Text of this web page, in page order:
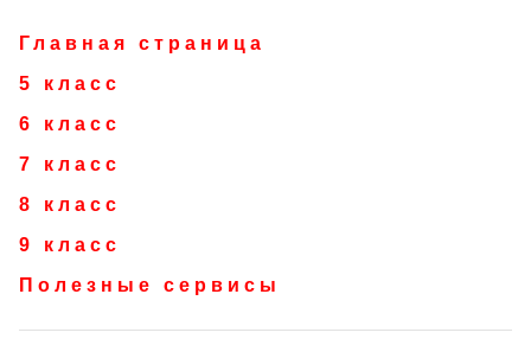
Главная страница
5 класс
6 класс
7 класс
8 класс
9 класс
Полезные сервисы